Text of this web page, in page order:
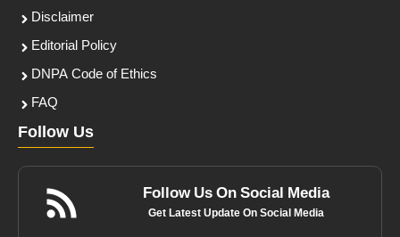
Disclaimer
Editorial Policy
DNPA Code of Ethics
FAQ
Follow Us
Follow Us On Social Media
Get Latest Update On Social Media